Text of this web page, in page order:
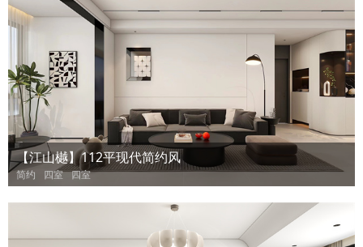
【江山樾】112平现代简约风
简约 四室 四室